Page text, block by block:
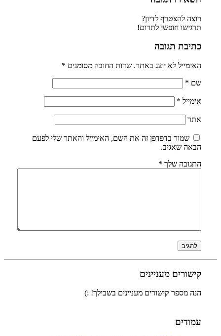
רוצה להצטרף לדיון?
תרגישו חופשי לתרום!
כתיבת תגובה
האימייל לא יוצג באתר. שדות החובה מסומנים *
שם *
אימייל *
אתר
שמור בדפדפן זה את השם, האימייל והאתר שלי לפעם
הבאה שאגיב.
התגובה שלך *
קישורים מעניינים
הנה מספר קישורים מעניינים בשבילך! :)
עמודים